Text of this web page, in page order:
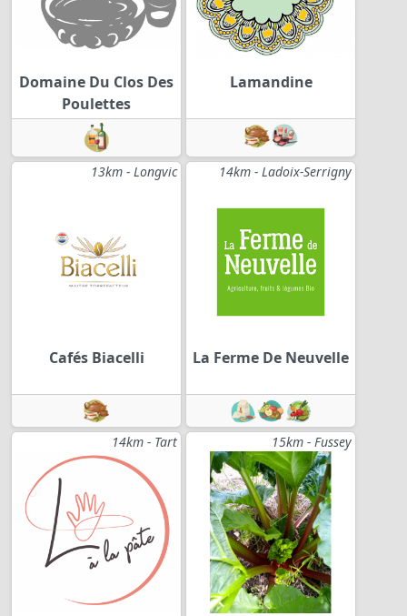
Domaine Du Clos Des
Poulettes
Lamandine
13km - Longvic
Cafés Biacelli
14km - Ladoix-Serrigny
La Ferme De Neuvelle
14km - Tart 15km - Fussey